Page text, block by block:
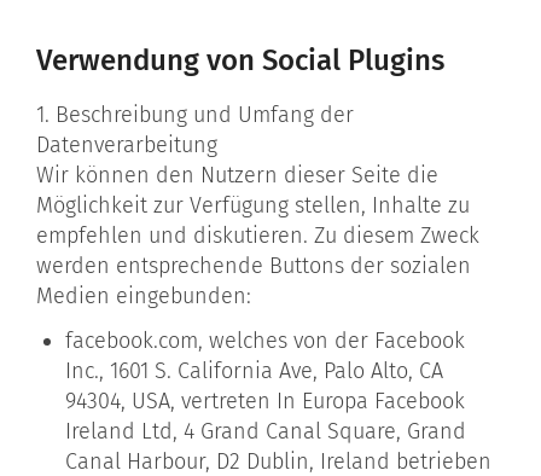
Verwendung von Social Plugins
1. Beschreibung und Umfang der
Datenverarbeitung
Wir können den Nutzern dieser Seite die
Möglichkeit zur Verfügung stellen, Inhalte zu
empfehlen und diskutieren. Zu diesem Zweck
werden entsprechende Buttons der sozialen
Medien eingebunden:
facebook.com, welches von der Facebook
Inc., 1601 S. California Ave, Palo Alto, CA
94304, USA, vertreten In Europa Facebook
Ireland Ltd, 4 Grand Canal Square, Grand
Canal Harbour, D2 Dublin, Ireland betrieben